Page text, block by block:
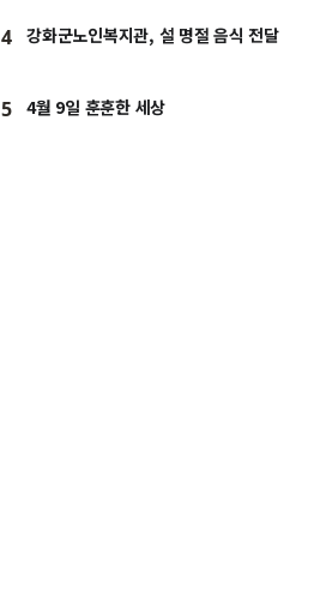
4 강화군노인복지관, 설 명절 음식 전달
5 4월 9일 훈훈한 세상